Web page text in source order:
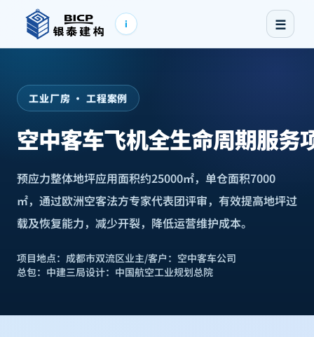
i ☰
工业厂房 · 工程案例
空中客车飞机全生命周期服务
预应力整体地坪应用面积约25000㎡，单仓面积7000
㎡，通过欧洲空客法方专家代表团评审，有效提高地坪过
载及恢复能力，减少开裂，降低运营维护成本。
项目地点： 成都市双流区业主/客户： 空中客车公司
总包： 中建三局设计： 中国航空工业规划总院